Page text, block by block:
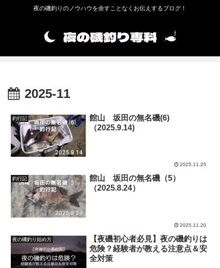
夜の磯釣りのノウハウを余すことなくお伝えするブログ！
2025-11
釣行記
館山 坂田の無名磯(6)
（2025.9.14)
2025.11.25
釣行記
館山 坂田の無名磯（5）
（2025.8.24）
2025.11.20
夜の磯釣り始め方
【夜磯初心者必見】夜の磯釣りは
危険？経験者が教える注意点＆安
全対策